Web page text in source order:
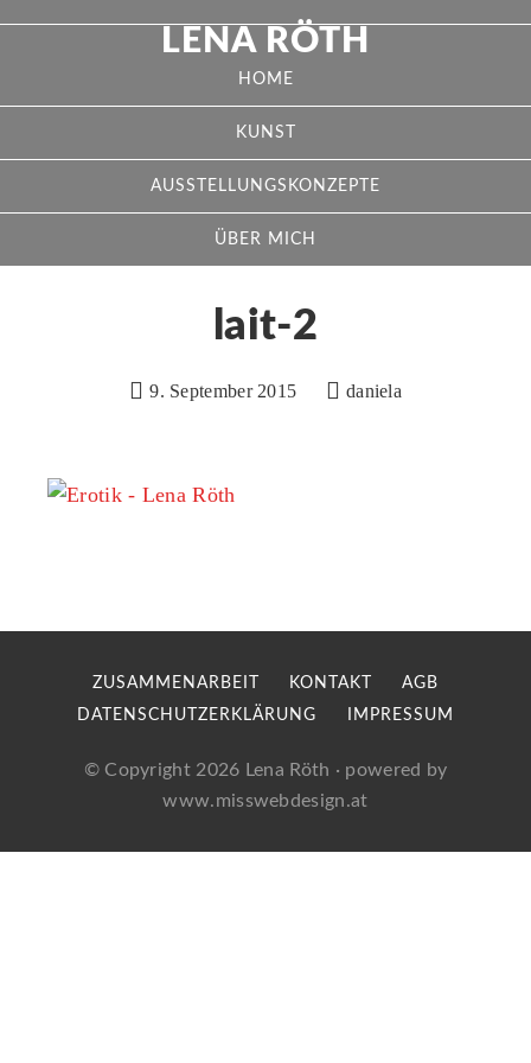
LENA RÖTH
HOME
KUNST
AUSSTELLUNGSKONZEPTE
ÜBER MICH
lait-2
9. September 2015 daniela
ZUSAMMENARBEIT KONTAKT
AGB
DATENSCHUTZERKLÄRUNG
IMPRESSUM
© Copyright 2026 Lena Röth · powered by
www.misswebdesign.at